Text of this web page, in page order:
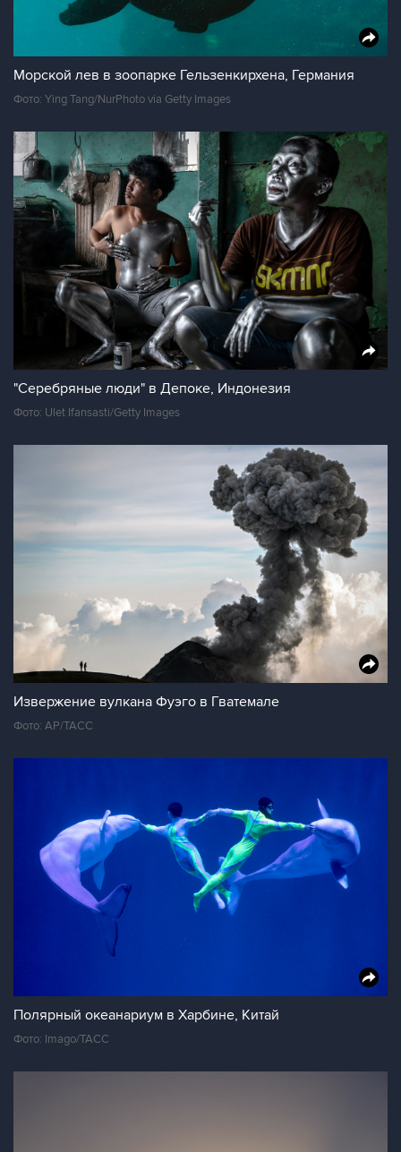
Морской лев в зоопарке Гельзенкирхена, Германия
Фото: Ying Tang/NurPhoto via Getty Images
"Серебряные люди" в Депоке, Индонезия
Фото: Ulet Ifansasti/Getty Images
Извержение вулкана Фуэго в Гватемале
Фото: AP/ТАСС
Полярный океанариум в Харбине, Китай
Фото: Imago/ТАСС